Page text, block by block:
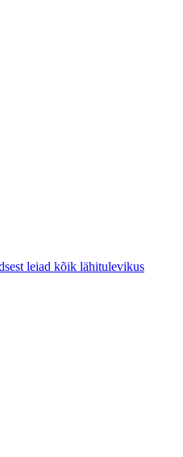
leiad kõik lähitulevikus